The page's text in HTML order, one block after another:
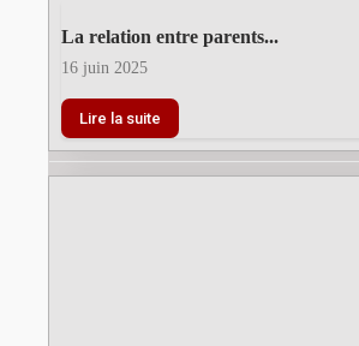
La relation entre parents...
16 juin 2025
Lire la suite